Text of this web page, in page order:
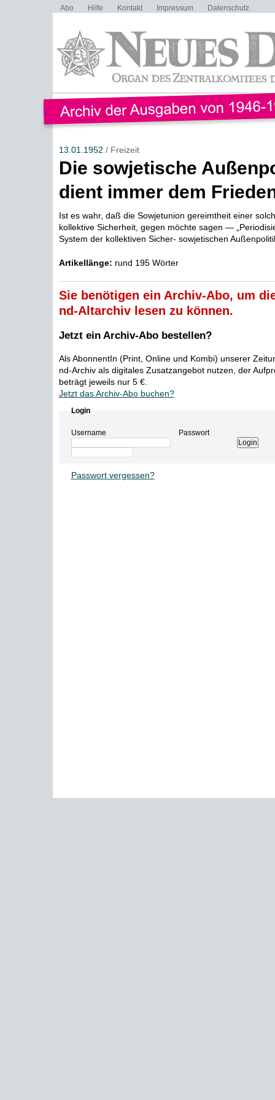
Abo Hilfe Kontakt Impressum Datenschutz
13.01.1952 / Freizeit
Die sowjetische
dient immer dem
Ist es wahr, daß die Sowjetunion gereimtheit einer
kollektive Sicherheit, gegen möchte sagen —
System der kollektiven Sicher- sowjetischen
Artikellänge: rund 195 Wörter
Sie benötigen ein Archiv-Abo, um
nd-Altarchiv lesen zu können.
Jetzt ein Archiv-Abo bestellen?
Als AbonnentIn (Print, Online und Kombi) unserer
nd-Archiv als digitales Zusatzangebot nutzen, der
beträgt jeweils nur 5 €.
Jetzt das Archiv-Abo buchen?
Login
Username Passwort
Passwort vergessen?